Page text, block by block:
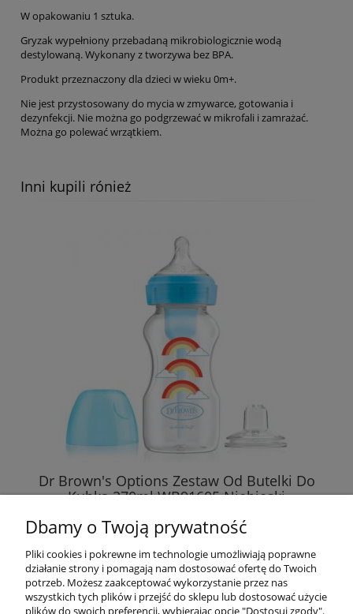
W opakowaniu 1 sztuka.
Gryzak wypełniony przebadaną mikrobiologicznie wodą
destylowaną. Wykonany z tworzywa bez BPA.
Produkt przeznaczony dla dzieci w wieku 0m+.
Nie jest przystosowany do mycia w zmywarce, gotowania i
dezynfekcji. Nie można go podgrzewać w mikrofali i zamrażać.
Można go polewać wrzątkiem.
Inni kupili rónież
Dr Brown's Options Zestaw Od Butelki Do
Kubka 270ml WB91605 Niebieski
67,90 zł
DO KOSZYKA
Dbamy o Twoją prywatność
Pliki cookies i pokrewne im technologie umożliwiają poprawne
działanie strony i pomagają nam dostosować ofertę do Twoich
potrzeb. Możesz zaakceptować wykorzystanie przez nas
wszystkich tych plików i przejść do sklepu lub dostosować użycie
plików do swoich preferencji, wybierając opcję "Dostosuj zgody".